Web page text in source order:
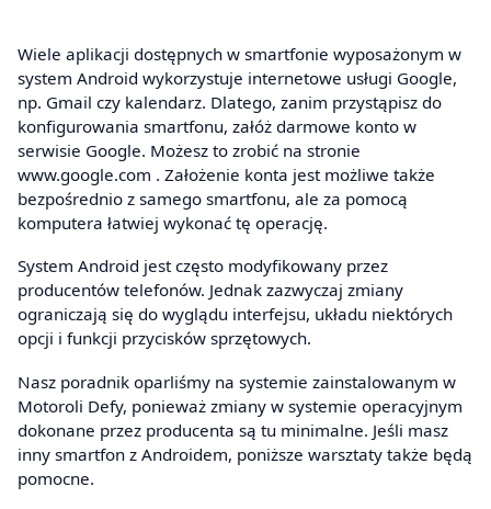
Wiele aplikacji dostępnych w smartfonie wyposażonym w
system Android wykorzystuje internetowe usługi Google,
np. Gmail czy kalendarz. Dlatego, zanim przystąpisz do
konfigurowania smartfonu, załóż darmowe konto w
serwisie Google. Możesz to zrobić na stronie
www.google.com . Założenie konta jest możliwe także
bezpośrednio z samego smartfonu, ale za pomocą
komputera łatwiej wykonać tę operację.
System Android jest często modyfikowany przez
producentów telefonów. Jednak zazwyczaj zmiany
ograniczają się do wyglądu interfejsu, układu niektórych
opcji i funkcji przycisków sprzętowych.
Nasz poradnik oparliśmy na systemie zainstalowanym w
Motoroli Defy, ponieważ zmiany w systemie operacyjnym
dokonane przez producenta są tu minimalne. Jeśli masz
inny smartfon z Androidem, poniższe warsztaty także będą
pomocne.